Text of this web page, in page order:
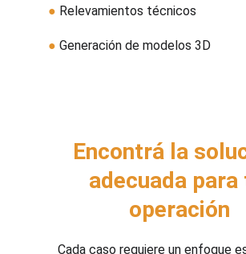
● Generación de modelos 3D
● Relevamientos técnicos
Encontrá la
adecuada para
operación
Cada caso requiere un enfoque